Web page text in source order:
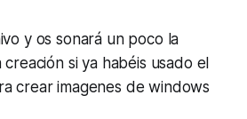
y os sonará un poco la
si ya habéis usado el
crear imagenes de windows